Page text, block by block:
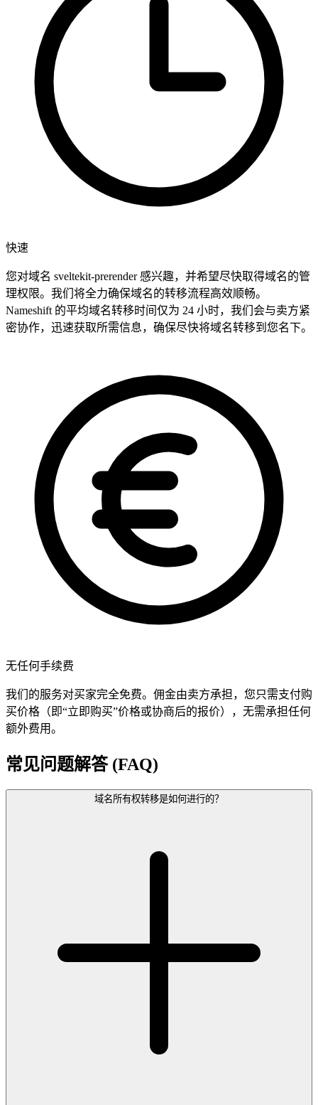
快速
您对域名 sveltekit-prerender 感兴趣，并希望尽快取得域名的管
理权限。我们将全力确保域名的转移流程高效顺畅。
Nameshift 的平均域名转移时间仅为 24 小时，我们会与卖方紧
密协作，迅速获取所需信息，确保尽快将域名转移到您名下。
无任何手续费
我们的服务对买家完全免费。佣金由卖方承担，您只需支付购
买价格（即“立即购买”价格或协商后的报价），无需承担任何
额外费用。
常见问题解答 (FAQ)
域名所有权转移是如何进行的？